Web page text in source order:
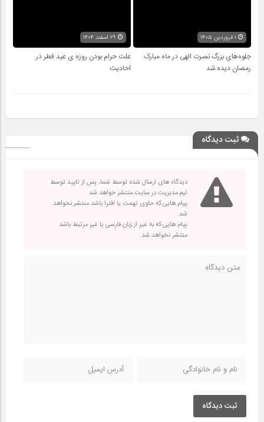
جلوه‌های بزرگ نصرت الهی در ماه مبارک
رمضان دیده شد
علت حرام بودن روزه ی عید فطر در
احادیث
ثبت دیدگاه
دیدگاه های ارسال شده توسط شما، پس از تایید توسط
تیم مدیریت در سایت منتشر خواهد شد.
پیام هایی که حاوی تهمت یا افترا باشد منتشر نخواهد
شد.
پیام هایی که به غیر از زبان فارسی یا غیر مرتبط باشد
منتشر نخواهد شد.
ثبت دیدگاه